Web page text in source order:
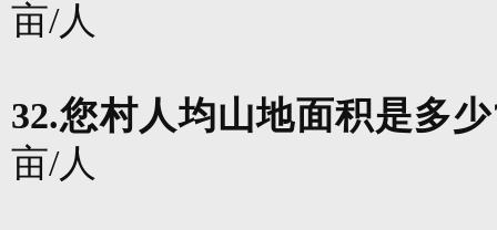
亩/人
32.您村人均山地面积是多少
亩/人